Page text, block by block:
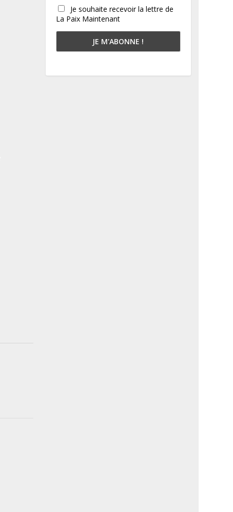
Je souhaite recevoir la lettre de
La Paix Maintenant